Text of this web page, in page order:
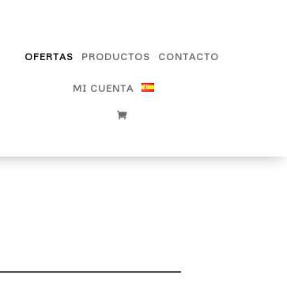
OFERTAS PRODUCTOS CONTACTO
MI CUENTA